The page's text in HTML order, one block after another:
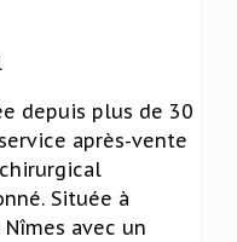
depuis plus de 30
après-vente
Située à
avec un